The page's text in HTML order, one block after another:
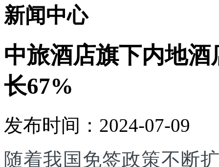
新闻中心
中旅酒店旗下内地
长67%
发布时间：2024-07-09
随着我国免签政策不断